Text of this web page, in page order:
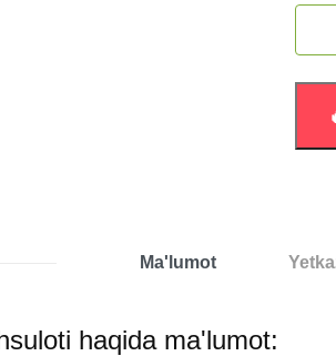
Ma'lumot
haqida ma'lumot: